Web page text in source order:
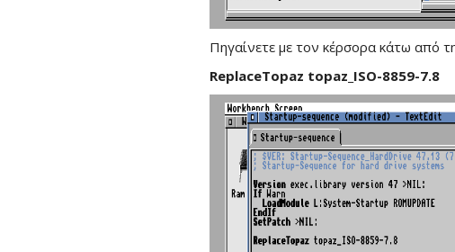
Πηγαίνετε με τον κέρσορα κάτω από
ReplaceTopaz topaz_ISO-8859-7.8